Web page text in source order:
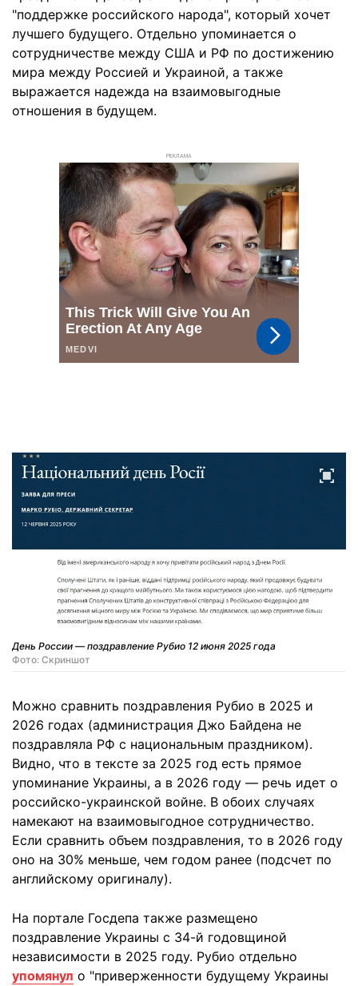
"поддержке российского народа", который хочет
лучшего будущего. Отдельно упоминается о
сотрудничестве между США и РФ по достижению
мира между Россией и Украиной, а также
выражается надежда на взаимовыгодные
отношения в будущем.
РЕКЛАМА
День России — поздравление Рубио 12 июня 2025 года
Фото: Скриншот
Можно сравнить поздравления Рубио в 2025 и
2026 годах (администрация Джо Байдена не
поздравляла РФ с национальным праздником).
Видно, что в тексте за 2025 год есть прямое
упоминание Украины, а в 2026 году — речь идет о
российско-украинской войне. В обоих случаях
намекают на взаимовыгодное сотрудничество.
Если сравнить объем поздравления, то в 2026 году
оно на 30% меньше, чем годом ранее (подсчет по
английскому оригиналу).
На портале Госдепа также размещено
поздравление Украины с 34-й годовщиной
независимости в 2025 году. Рубио отдельно
упомянул о "приверженности будущему Украины